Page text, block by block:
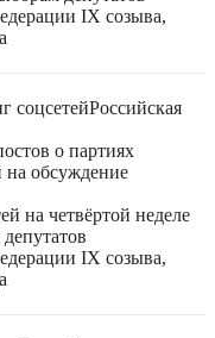
IX созыва,
соцсетейРоссийская
о партиях
на обсуждение
на четвёртой неделе
IX созыва,